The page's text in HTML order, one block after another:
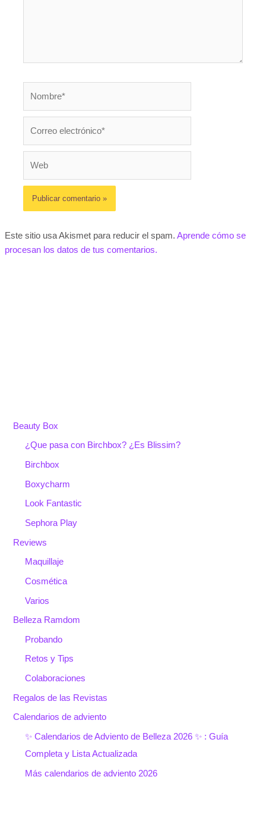
Este sitio usa Akismet para reducir el spam. Aprende cómo se
procesan los datos de tus comentarios.
Beauty Box
¿Que pasa con Birchbox? ¿Es Blissim?
Birchbox
Boxycharm
Look Fantastic
Sephora Play
Reviews
Maquillaje
Cosmética
Varios
Belleza Ramdom
Probando
Retos y Tips
Colaboraciones
Regalos de las Revistas
Calendarios de adviento
✨ Calendarios de Adviento de Belleza 2026 ✨ : Guía
Completa y Lista Actualizada
Más calendarios de adviento 2026